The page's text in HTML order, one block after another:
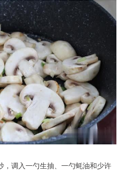
调入一勺生抽、一勺蚝油和少许